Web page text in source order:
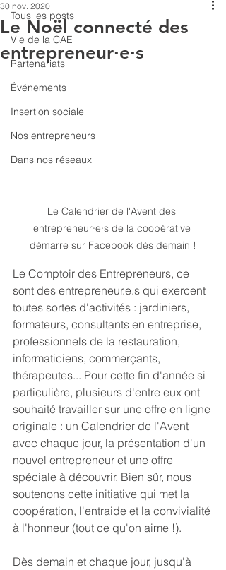
Tous les posts
Vie de la CAE
Partenariats
Événements
Insertion sociale
Nos entrepreneurs
Dans nos réseaux
Le Noël connecté des
entrepreneur·e·s
30 nov. 2020
Le Calendrier de l'Avent des
entrepreneur·e·s de la coopérative
démarre sur Facebook dès demain !
Le Comptoir des Entrepreneurs, ce
sont des entrepreneur.e.s qui exercent
toutes sortes d'activités : jardiniers,
formateurs, consultants en entreprise,
professionnels de la restauration,
informaticiens, commerçants,
thérapeutes... Pour cette fin d'année si
particulière, plusieurs d'entre eux ont
souhaité travailler sur une offre en ligne
originale : un Calendrier de l'Avent
avec chaque jour, la présentation d'un
nouvel entrepreneur et une offre
spéciale à découvrir. Bien sûr, nous
soutenons cette initiative qui met la
coopération, l'entraide et la convivialité
à l'honneur (tout ce qu'on aime !).
Dès demain et chaque jour, jusqu'à